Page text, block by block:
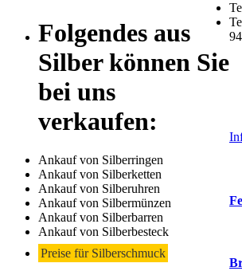
Folgendes aus
Silber können Sie
bei uns
verkaufen:
Ankauf von Silberringen
Ankauf von Silberketten
Ankauf von Silberuhren
Ankauf von Silbermünzen
Ankauf von Silberbarren
Ankauf von Silberbesteck
Preise für Silberschmuck
Sidebar
(Primary)